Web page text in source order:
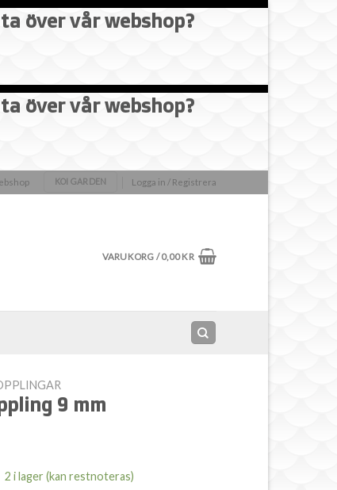
över vår webshop?
över vår webshop?
KOI GARDEN Logga in / Registrera
VARUKORG /0,00KR
9 mm
2 i lager (kan restnoteras)